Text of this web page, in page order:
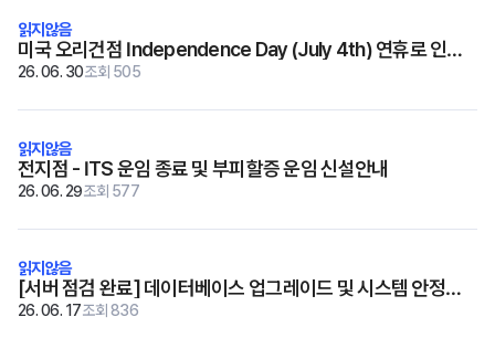
미국 오리건점 Independence Day (July 4th) 연휴로 인한
선적일정 변경안내
26. 06. 30조회 505
전지점 - ITS 운임 종료 및 부피할증 운임 신설안내
26. 06. 29조회 577
[서버 점검 완료] 데이터베이스 업그레이드 및 시스템 안정화
작업
26. 06. 17조회 836